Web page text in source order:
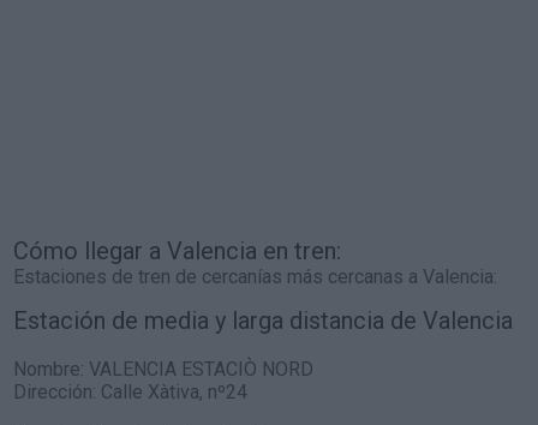
Cómo llegar a Valencia en tren:
Estaciones de tren de cercanías más cercanas a Valencia:
Estación de media y larga distancia de Valencia
Nombre: VALENCIA ESTACIÒ NORD
Dirección: Calle Xàtiva, nº24